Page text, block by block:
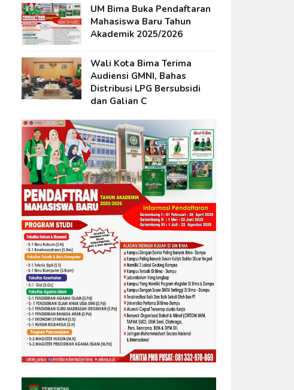
UM Bima Buka Pendaftaran
Mahasiswa Baru Tahun
Akademik 2025/2026
Wali Kota Bima Terima
Audiensi GMNI, Bahas
Distribusi LPG Bersubsidi
dan Galian C